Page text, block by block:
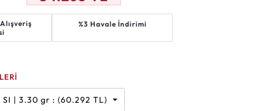
Elmas Bilezikler
Altın Tesbihler
Altın Hasır Setler
Violet Burç
Alışveriş
%3 Havale İndirimi
| F | SI | 3.30 gr : (60.292 TL)